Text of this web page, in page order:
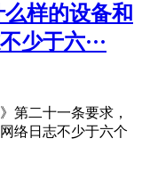
样的设备和
少于六···
第二十一条要求，
络日志不少于六个